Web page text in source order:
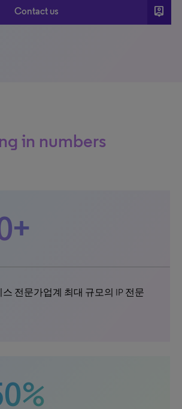
Contact us person_pin
in numbers
스 전문가업계 최대 규모의 IP 전문